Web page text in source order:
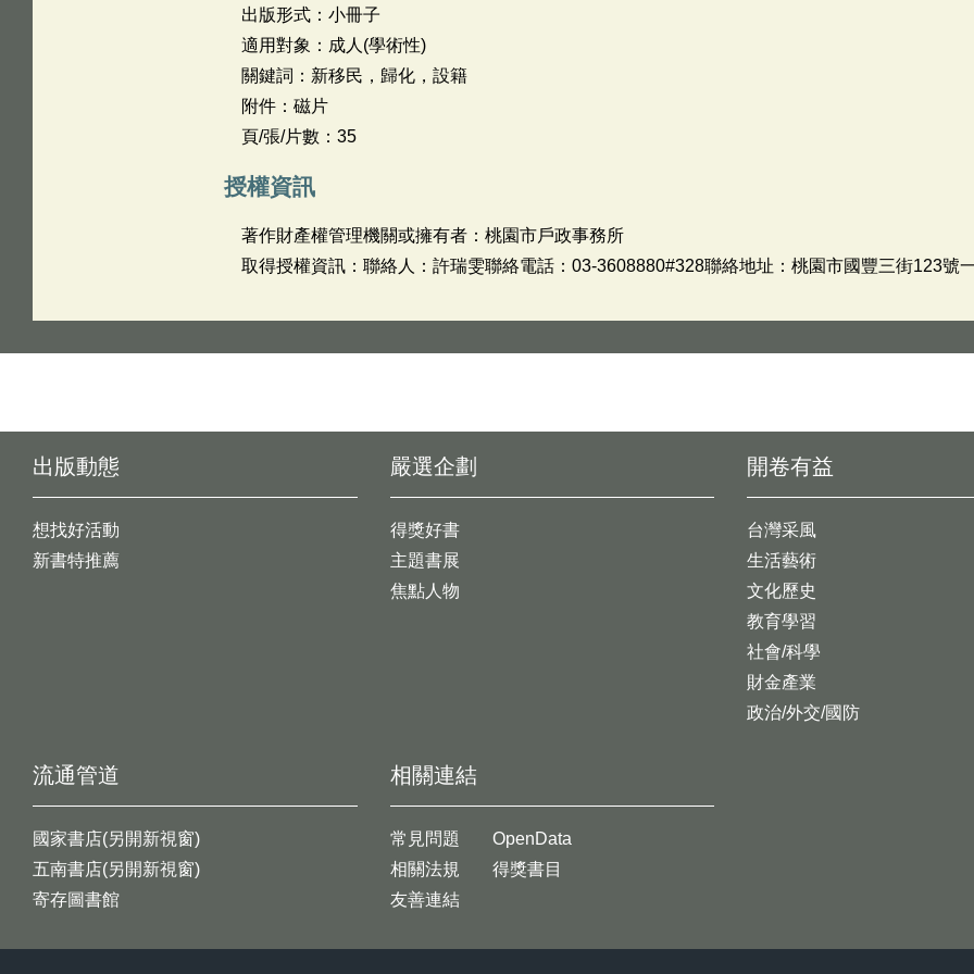
出版形式：小冊子
適用對象：成人(學術性)
關鍵詞：新移民，歸化，設籍
附件：磁片
頁/張/片數：35
授權資訊
著作財產權管理機關或擁有者：桃園市戶政事務所
取得授權資訊：聯絡人：許瑞雯聯絡電話：03-3608880#328聯絡地址：桃園市國豐三街123號
出版動態
想找好活動
新書特推薦
開卷有益
台灣采風
生活藝術
文化歷史
教育學習
社會/科學
財金產業
政治/外交/國防
嚴選企劃
得獎好書
主題書展
焦點人物
流通管道
國家書店(另開新視窗)
五南書店(另開新視窗)
寄存圖書館
相關連結
常見問題
相關法規
友善連結
OpenData
得獎書目